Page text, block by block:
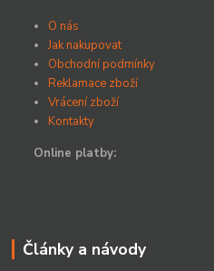
O nás
Jak nakupovat
Obchodní podmínky
Reklamace zboží
Vrácení zboží
Kontakty
Online platby:
Články a návody